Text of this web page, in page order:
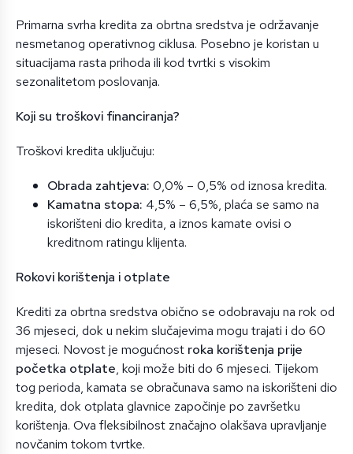
Primarna svrha kredita za obrtna sredstva je održavanje
nesmetanog operativnog ciklusa. Posebno je koristan u
situacijama rasta prihoda ili kod tvrtki s visokim
sezonalitetom poslovanja.
Koji su troškovi financiranja?
Troškovi kredita uključuju:
Obrada zahtjeva: 0,0% – 0,5% od iznosa kredita.
Kamatna stopa: 4,5% – 6,5%, plaća se samo na
iskorišteni dio kredita, a iznos kamate ovisi o
kreditnom ratingu klijenta.
Rokovi korištenja i otplate
Krediti za obrtna sredstva obično se odobravaju na rok od
36 mjeseci, dok u nekim slučajevima mogu trajati i do 60
mjeseci. Novost je mogućnost roka korištenja prije
početka otplate, koji može biti do 6 mjeseci. Tijekom
tog perioda, kamata se obračunava samo na iskorišteni dio
kredita, dok otplata glavnice započinje po završetku
korištenja. Ova fleksibilnost značajno olakšava upravljanje
novčanim tokom tvrtke.